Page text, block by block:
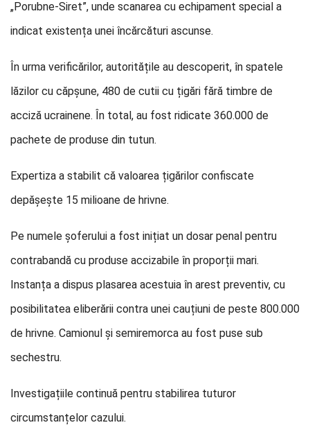
„Porubne-Siret”, unde scanarea cu echipament special a
indicat existența unei încărcături ascunse.
În urma verificărilor, autoritățile au descoperit, în spatele
lăzilor cu căpșune, 480 de cutii cu țigări fără timbre de
acciză ucrainene. În total, au fost ridicate 360.000 de
pachete de produse din tutun.
Expertiza a stabilit că valoarea țigărilor confiscate
depășește 15 milioane de hrivne.
Pe numele șoferului a fost inițiat un dosar penal pentru
contrabandă cu produse accizabile în proporții mari.
Instanța a dispus plasarea acestuia în arest preventiv, cu
posibilitatea eliberării contra unei cauțiuni de peste 800.000
de hrivne. Camionul și semiremorca au fost puse sub
sechestru.
Investigațiile continuă pentru stabilirea tuturor
circumstanțelor cazului.